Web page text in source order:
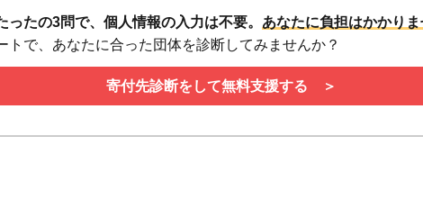
ったの3問で、個人情報の入力は不要。 あなたに負担はかかりま
トで、あなたに合った団体を診断してみませんか？
寄付先診断をして無料支援する ＞